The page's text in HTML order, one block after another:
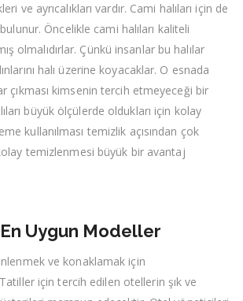
ve ayrıcalıkları vardır. Cami halıları için de
Öncelikle cami halıları kaliteli
olmalıdırlar. Çünkü insanlar bu halılar
halı üzerine koyacaklar. O esnada
çıkması kimsenin tercih etmeyeceği bir
büyük ölçülerde oldukları için kolay
kullanılması temizlik açısından çok
temizlenmesi büyük bir avantaj
Uygun Modeller
ve konaklamak için
için tercih edilen otellerin şık ve